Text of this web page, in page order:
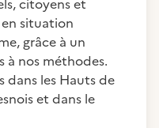
citoyens et
situation
grâce à un
à nos méthodes.
dans les Hauts de
et dans le